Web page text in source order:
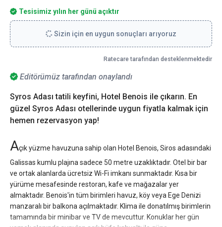
Editörümüz tarafından onaylandı
Syros Adası tatili keyfini, Hotel Benois ile çıkarın. En
güzel Syros Adası otellerinde uygun fiyatla kalmak için
hemen rezervasyon yap!
Açık yüzme havuzuna sahip olan Hotel Benois, Siros adasındaki
Galissas kumlu plajına sadece 50 metre uzaklıktadır. Otel bir bar
ve ortak alanlarda ücretsiz Wi-Fi imkanı sunmaktadır. Kısa bir
yürüme mesafesinde restoran, kafe ve mağazalar yer
almaktadır. Benois'in tüm birimleri havuz, köy veya Ege Denizi
manzaralı bir balkona açılmaktadır. Klima ile donatılmış birimlerin
tamamında bir minibar ve TV de mevcuttur. Konuklar her gün
Tesisimiz yılın her günü açıktır
Sizin için en uygun sonuçları arıyoruz
Ratecare tarafından desteklenmektedir